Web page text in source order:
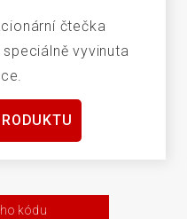
čtečka
vyvinuta
kódu